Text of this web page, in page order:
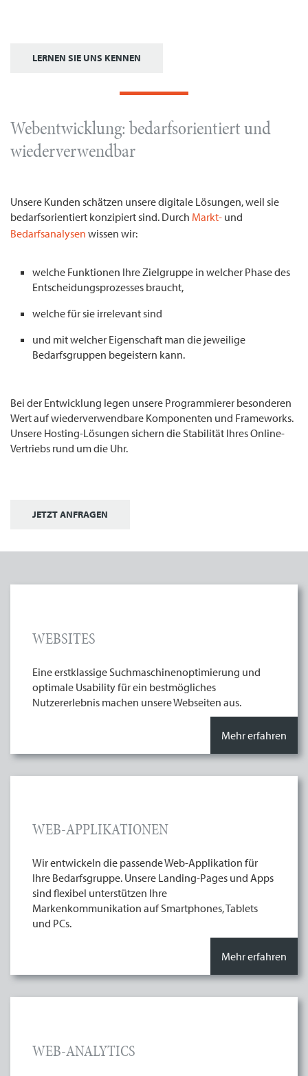
LERNEN SIE UNS KENNEN
Webentwicklung: bedarfsorientiert und
wiederverwendbar
Unsere Kunden schätzen unsere digitale Lösungen, weil sie
bedarfsorientiert konzipiert sind. Durch Markt- und
Bedarfsanalysen wissen wir:
welche Funktionen Ihre Zielgruppe in welcher Phase des
Entscheidungsprozesses braucht,
welche für sie irrelevant sind
und mit welcher Eigenschaft man die jeweilige
Bedarfsgruppen begeistern kann.
Bei der Entwicklung legen unsere Programmierer besonderen
Wert auf wiederverwendbare Komponenten und Frameworks.
Unsere Hosting-Lösungen sichern die Stabilität Ihres Online-
Vertriebs rund um die Uhr.
JETZT ANFRAGEN
WEBSITES
Eine erstklassige Suchmaschinenoptimierung und
optimale Usability für ein bestmögliches
Nutzererlebnis machen unsere Webseiten aus.
Mehr erfahren
WEB-APPLIKATIONEN
Wir entwickeln die passende Web-Applikation für
Ihre Bedarfsgruppe. Unsere Landing-Pages und Apps
sind flexibel unterstützen Ihre
Markenkommunikation auf Smartphones, Tablets
und PCs.
Mehr erfahren
WEB-ANALYTICS